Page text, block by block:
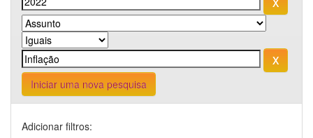
Iniciar uma nova pesquisa
Adicionar filtros: